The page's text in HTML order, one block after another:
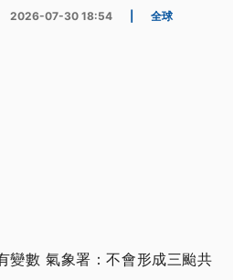
2026-07-30 18:54 全球
變數 氣象署：不會形成三颱共